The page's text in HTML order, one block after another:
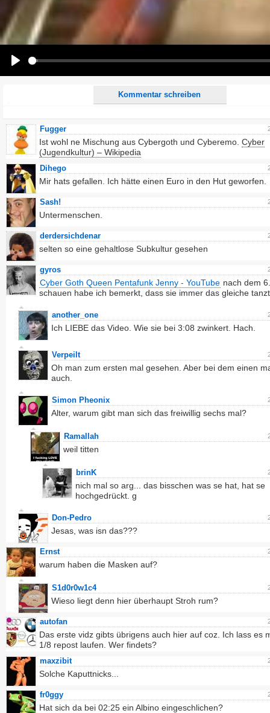
Kommentar schreiben
Alle HTML-Tags außer <br>, <strike> und <i> werden aus Deinem Kommentar entfernt.
URLs werden automatisch umgewandelt. Bitte verwende "www." oder "http://" in URLs
Ich möchte eine E-Mail, wenn auf dieser Seite weitere Kommentare erscheinen.
Fugger
Ist wohl ne Mischung aus Cybergoth und Cyberemo. Cyber
(Jugendkultur) – Wikipedia
Dihego
Mir hats gefallen. Ich hätte einen Euro in den Hut geworfen.
Sash!
Untermenschen.
derdersichdenar
selten so eine gehaltlose Subkultur gesehen
gyros
Cyber Goth Queen Pentafunk Jenny - YouTube nach dem
schauen habe ich bemerkt, dass sie immer das gleiche
another_one
Ich LIEBE das Video. Wie sie bei 3:08 zwinkert. Hach.
Verpeilt
Oh man zum ersten mal gesehen. Aber bei dem einen
auch.
Simon Pheonix
Alter, warum gibt man sich das freiwillig sechs mal?
Ramallah
weil titten
brinK
nich mal so arg... das bisschen was se hat, hat se
hochgedrückt. g
Don-Pedro
Jesas, was isn das???
Ernst
warum haben die Masken auf?
S1d0r0w1c4
Wieso liegt denn hier überhaupt Stroh rum?
autofan
Das erste vidz gibts übrigens auch hier auf coz. Ich lass es
1/8 repost laufen. Wer findets?
maxzibit
Solche Kaputtnicks...
fr0ggy
Hat sich da bei 02:25 ein Albino eingeschlichen?